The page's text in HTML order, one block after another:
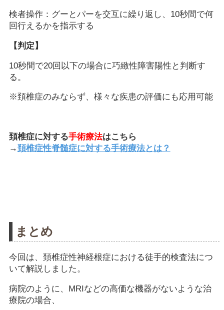
検者操作：グーとパーを交互に繰り返し、10秒間で何
回行えるかを指示する
【判定】
10秒間で20回以下の場合に巧緻性障害陽性と判断す
る。
※頚椎症のみならず、様々な疾患の評価にも応用可能
頚椎症に対する手術療法はこちら
→頚椎症性脊髄症に対する手術療法とは？
まとめ
今回は、頚椎症性神経根症における徒手的検査法につ
いて解説しました。
病院のように、MRIなどの高価な機器がないような治
療院の場合、